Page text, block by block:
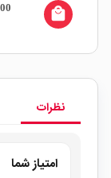
local_mall
نظرات
امتیاز شما